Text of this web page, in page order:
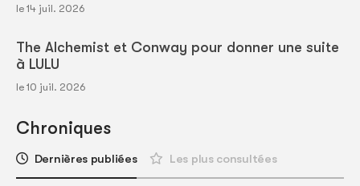
le 14 juil. 2026
The Alchemist et Conway pour donner une suite
à LULU
le 10 juil. 2026
Chroniques
Dernières publiées Les plus consultées